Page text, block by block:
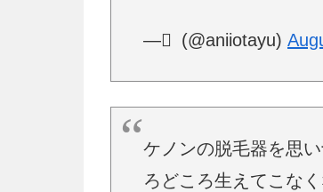
— ِ (@aniiotayu)
ケノンの脱毛器を思
ろどころ生えてこな